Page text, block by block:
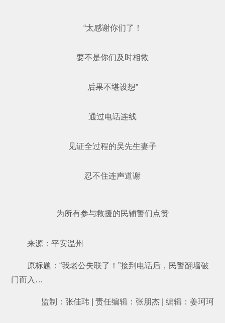
“太感谢你们了！
要不是你们及时相救
后果不堪设想”
通过电话连线
见证全过程的吴先生妻子
忍不住连声道谢
为所有参与救援的民辅警们点赞
来源：平安温州
原标题：“我老公失联了！”接到电话后，民警翻墙破
门而入…
监制：张佳玮 | 责任编辑：张朋杰 | 编辑：姜珂珂